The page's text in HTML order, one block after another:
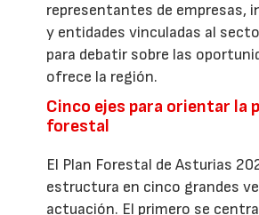
representantes de empresas,
y entidades vinculadas al
para debatir sobre las
ofrece la región.
Cinco ejes para orientar la
forestal
El Plan Forestal de Asturias
estructura en cinco grandes
actuación. El primero se